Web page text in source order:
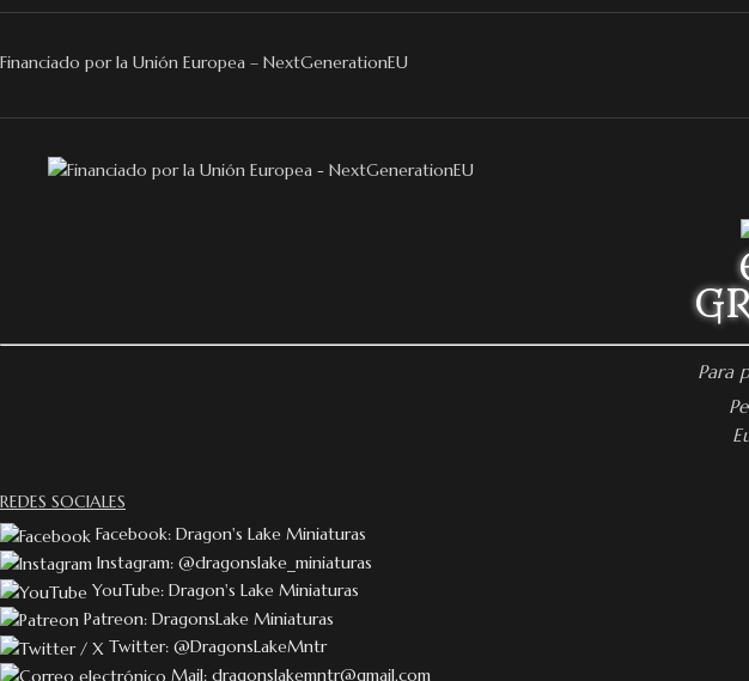
Financiado por la Unión Europea – NextGenerationEU
Para
REDES SOCIALES
Facebook: Dragon's Lake Miniaturas
Instagram: @dragonslake_miniaturas
YouTube: Dragon's Lake Miniaturas
Patreon: DragonsLake Miniaturas
Twitter: @DragonsLakeMntr
Mail: dragonslakemntr@gmail.com